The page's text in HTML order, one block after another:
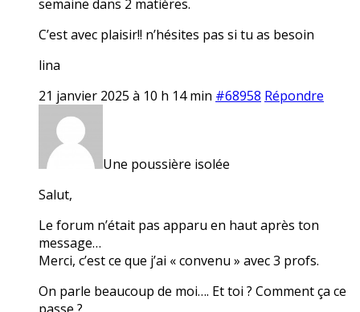
semaine dans 2 matières.
C’est avec plaisir!! n’hésites pas si tu as besoin
lina
21 janvier 2025 à 10 h 14 min #68958 Répondre
Une poussière isolée
Salut,
Le forum n’était pas apparu en haut après ton
message…
Merci, c’est ce que j’ai « convenu » avec 3 profs.
On parle beaucoup de moi…. Et toi ? Comment ça ce